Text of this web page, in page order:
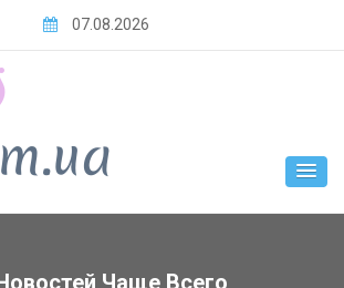
07.08.2026
Чаще Всего